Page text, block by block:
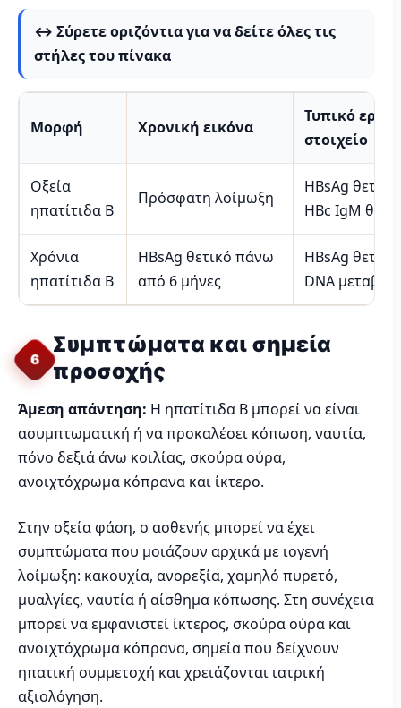
↔️ Σύρετε οριζόντια για να δείτε όλες τις
στήλες του πίνακα
Μορφή Χρονική εικόνα
Τυπικό
στοιχείο
Οξεία
ηπατίτιδα Β
Πρόσφατη λοίμωξη
HBsAg
HBc IgM
Χρόνια
ηπατίτιδα Β
HBsAg θετικό πάνω
από 6 μήνες
HBsAg
DNA
6
Συμπτώματα και σημεία
προσοχής
Άμεση απάντηση: Η ηπατίτιδα Β μπορεί να είναι
ασυμπτωματική ή να προκαλέσει κόπωση, ναυτία,
πόνο δεξιά άνω κοιλίας, σκούρα ούρα,
ανοιχτόχρωμα κόπρανα και ίκτερο.
Στην οξεία φάση, ο ασθενής μπορεί να έχει
συμπτώματα που μοιάζουν αρχικά με ιογενή
λοίμωξη: κακουχία, ανορεξία, χαμηλό πυρετό,
μυαλγίες, ναυτία ή αίσθημα κόπωσης. Στη συνέχεια
μπορεί να εμφανιστεί ίκτερος, σκούρα ούρα και
ανοιχτόχρωμα κόπρανα, σημεία που δείχνουν
ηπατική συμμετοχή και χρειάζονται ιατρική
αξιολόγηση.